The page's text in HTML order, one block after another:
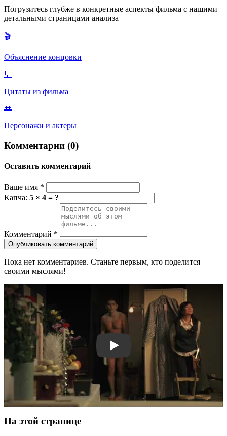
живых, подтвердить свою витальность и насладиться
настоящим моментом. Особенно символична сцена поедания
жизненном цикле: чтобы жить, нужно потреблять то, что
принятие смерти как части природы.
Погрузитесь глубже в конкретные аспекты фильма с нашими
детальными страницами анализа
🎬
Объяснение концовки
💬
Цитаты из фильма
👥
Персонажи и актеры
Комментарии (0)
Оставить комментарий
Ваше имя *
Капча: 5 × 4 = ?
Комментарий *
Опубликовать комментарий
Пока нет комментариев. Станьте первым, кто поделится
своими мыслями!
Смотреть трейлер
На этой странице